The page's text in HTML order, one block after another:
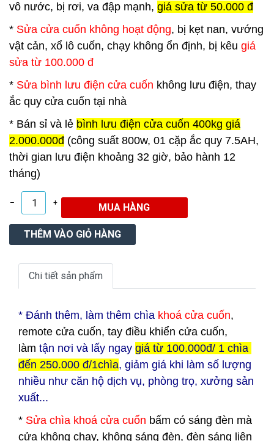
vô nước, bị rơi, va đập mạnh, giá sửa từ 50.000 đ
* Sửa cửa cuốn không hoạt động, bị kẹt nan, vướng
vật cản, xổ lô cuốn, chạy không ổn định, bị kêu giá
sửa từ 100.000 đ
* Sửa bình lưu điện cửa cuốn không lưu điện, thay
ắc quy cửa cuốn tại nhà
* Bán sỉ và lẻ bình lưu điện cửa cuốn 400kg giá
2.000.000đ (công suất 800w, 01 cặp ắc quy 7.5AH,
thời gian lưu điện khoảng 32 giờ, bảo hành 12
tháng)
– +
Chi tiết sản phẩm
* Đánh thêm, làm thêm chìa khoá cửa cuốn,
remote cửa cuốn, tay điều khiển cửa cuốn,
làm tận nơi và lấy ngay giá từ 100.000đ/ 1 chìa
đến 250.000 đ/1chìa, giảm giá khi làm số lượng
nhiều như căn hộ dịch vụ, phòng trọ, xưởng sản
xuất...
* Sửa chìa khoá cửa cuốn bấm có sáng đèn mà
cửa không chạy, không sáng đèn, đèn sáng liên